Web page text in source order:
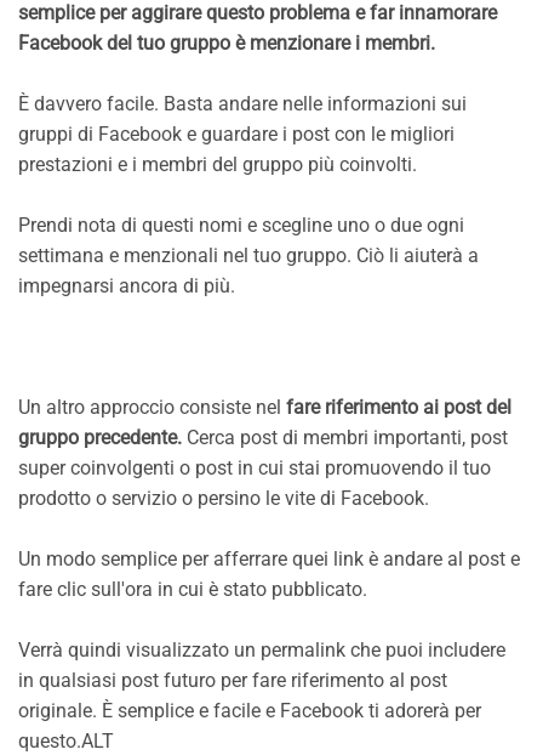
semplice per aggirare questo problema e far innamorare
Facebook del tuo gruppo è menzionare i membri.
È davvero facile. Basta andare nelle informazioni sui
gruppi di Facebook e guardare i post con le migliori
prestazioni e i membri del gruppo più coinvolti.
Prendi nota di questi nomi e scegline uno o due ogni
settimana e menzionali nel tuo gruppo. Ciò li aiuterà a
impegnarsi ancora di più.
Un altro approccio consiste nel fare riferimento ai post del
gruppo precedente. Cerca post di membri importanti, post
super coinvolgenti o post in cui stai promuovendo il tuo
prodotto o servizio o persino le vite di Facebook.
Un modo semplice per afferrare quei link è andare al post e
fare clic sull'ora in cui è stato pubblicato.
Verrà quindi visualizzato un permalink che puoi includere
in qualsiasi post futuro per fare riferimento al post
originale. È semplice e facile e Facebook ti adorerà per
questo.ALT